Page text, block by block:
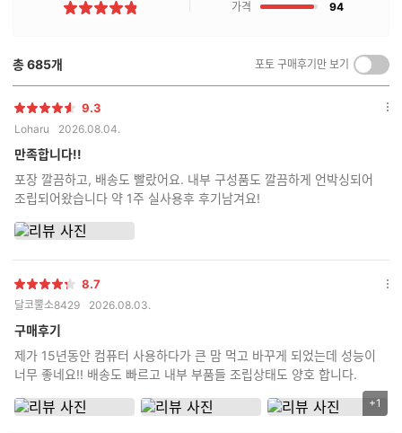
기
별
가격 94점
총685개 포토 구매후기만 보기
켜
기/
별
점
9.3
Loharu 2026.08.04.
만족합니다!!
포장 깔끔하고, 배송도 빨랐어요. 내부 구성품도 깔끔하게 언박싱되어
조립되어왔습니다 약 1주 실사용후 후기남겨요!
옵
별
점
8.7
달코뿔소8429 2026.08.03.
구매후기
제가 15년동안 컴퓨터 사용하다가 큰 맘 먹고 바꾸게 되었는데 성능이
너무 좋네요!! 배송도 빠르고 내부 부품들 조립상태도 양호 합니다.
리
+1
옵